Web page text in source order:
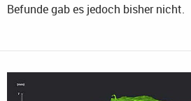
Befunde gab es jedoch bisher nicht.